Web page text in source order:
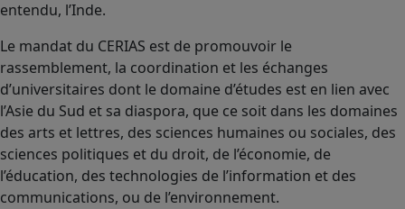
entendu, l’Inde.
Le mandat du CERIAS est de promouvoir le
rassemblement, la coordination et les échanges
d’universitaires dont le domaine d’études est en lien avec
l’Asie du Sud et sa diaspora, que ce soit dans les domaines
des arts et lettres, des sciences humaines ou sociales, des
sciences politiques et du droit, de l’économie, de
l’éducation, des technologies de l’information et des
communications, ou de l’environnement.